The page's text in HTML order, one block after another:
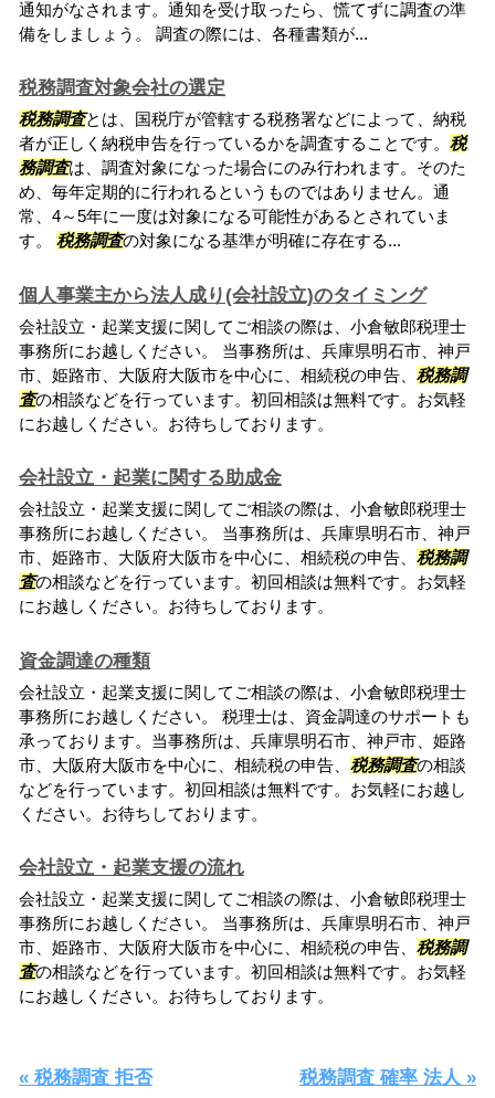
通知がなされます。通知を受け取ったら、慌てずに調査の準
備をしましょう。 調査の際には、各種書類が...
税務調査対象会社の選定
税務調査とは、国税庁が管轄する税務署などによって、納税
者が正しく納税申告を行っているかを調査することです。 税
務調査は、調査対象になった場合にのみ行われます。そのた
め、毎年定期的に行われるというものではありません。通
常、4～5年に一度は対象になる可能性があるとされていま
す。 税務調査の対象になる基準が明確に存在する...
個人事業主から法人成り(会社設立)のタイミング
会社設立・起業支援に関してご相談の際は、小倉敏郎税理士
事務所にお越しください。 当事務所は、兵庫県明石市、神戸
市、姫路市、大阪府大阪市を中心に、相続税の申告、 税務調
査の相談などを行っています。初回相談は無料です。お気軽
にお越しください。お待ちしております。
会社設立・起業に関する助成金
会社設立・起業支援に関してご相談の際は、小倉敏郎税理士
事務所にお越しください。 当事務所は、兵庫県明石市、神戸
市、姫路市、大阪府大阪市を中心に、相続税の申告、 税務調
査の相談などを行っています。初回相談は無料です。お気軽
にお越しください。お待ちしております。
資金調達の種類
会社設立・起業支援に関してご相談の際は、小倉敏郎税理士
事務所にお越しください。 税理士は、資金調達のサポートも
承っております。当事務所は、兵庫県明石市、神戸市、姫路
市、大阪府大阪市を中心に、相続税の申告、 税務調査の相談
などを行っています。初回相談は無料です。お気軽にお越し
ください。お待ちしております。
会社設立・起業支援の流れ
会社設立・起業支援に関してご相談の際は、小倉敏郎税理士
事務所にお越しください。 当事務所は、兵庫県明石市、神戸
市、姫路市、大阪府大阪市を中心に、相続税の申告、 税務調
査の相談などを行っています。初回相談は無料です。お気軽
にお越しください。お待ちしております。
« 税務調査 拒否 税務調査 確率 法人 »